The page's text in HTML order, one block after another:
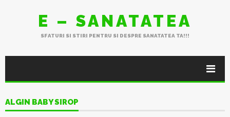
E – SANATATEA
SFATURI SI STIRI PENTRU SI DESPRE SANATATEA TA!!!
ALGIN BABY SIROP